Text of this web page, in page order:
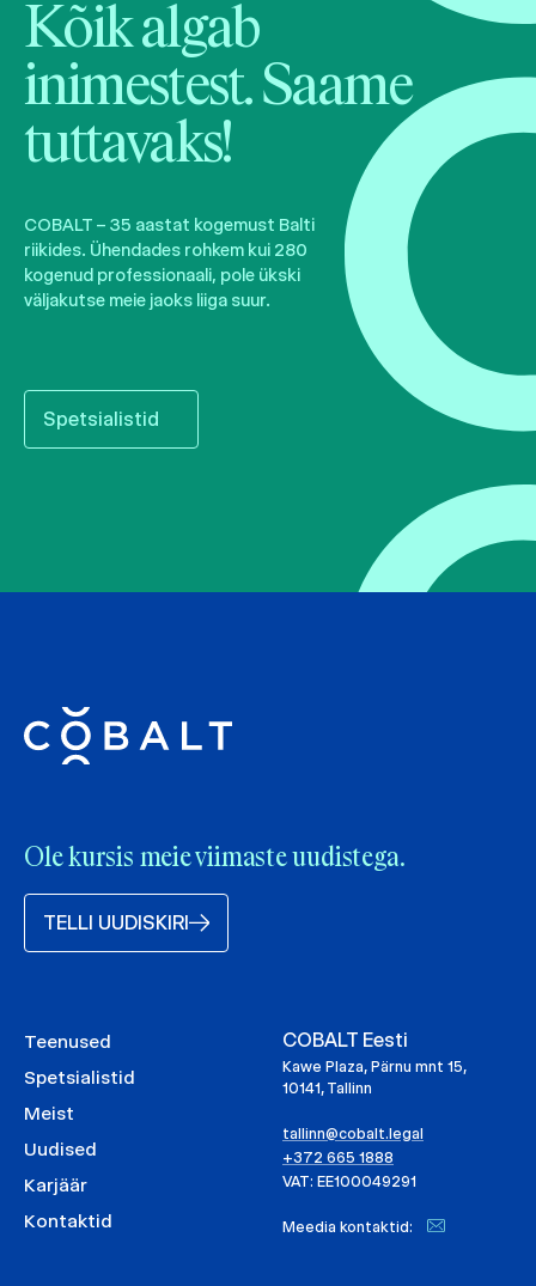
Kõik algab
inimestest. Saame
tuttavaks!
COBALT – 35 aastat kogemust Balti
riikides. Ühendades rohkem kui 280
kogenud professionaali, pole ükski
väljakutse meie jaoks liiga suur.
Spetsialistid
Ole kursis meie viimaste uudistega.
TELLI UUDISKIRI
Teenused
Spetsialistid
Meist
Uudised
Karjäär
Kontaktid
COBALT Eesti
Kawe Plaza, Pärnu mnt 15,
10141, Tallinn
tallinn@cobalt.legal
+372 665 1888
VAT: EE100049291
Meedia kontaktid: